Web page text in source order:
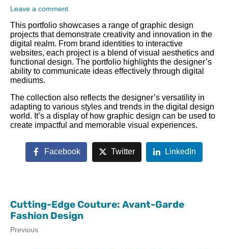
Leave a comment
This portfolio showcases a range of graphic design
projects that demonstrate creativity and innovation in the
digital realm. From brand identities to interactive
websites, each project is a blend of visual aesthetics and
functional design. The portfolio highlights the designer’s
ability to communicate ideas effectively through digital
mediums.
The collection also reflects the designer’s versatility in
adapting to various styles and trends in the digital design
world. It’s a display of how graphic design can be used to
create impactful and memorable visual experiences.
Facebook Twitter LinkedIn
Cutting-Edge Couture: Avant-Garde
Fashion Design
Previous